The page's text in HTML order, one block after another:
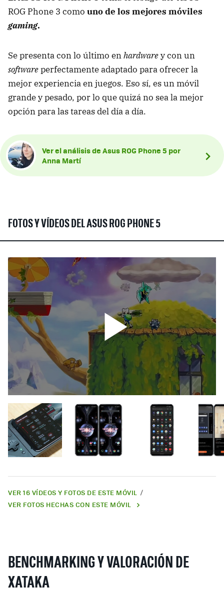
ROG Phone 3 como uno de los mejores móviles
gaming.
Se presenta con lo último enhardwarey con un
softwareperfectamente adaptado para ofrecer la
mejor experiencia en juegos. Eso sí, es un móvil
grande y pesado, por lo que quizá no sea la mejor
opción para las tareas del día a día.
Ver el análisis de Asus ROG Phone 5 por
Anna Martí
FOTOS Y VÍDEOS DEL ASUS ROG PHONE 5
VER 16 VÍDEOS Y FOTOS DE ESTE MÓVIL
VER FOTOS HECHAS CON ESTE MÓVIL
BENCHMARKING Y VALORACIÓN DE
XATAKA